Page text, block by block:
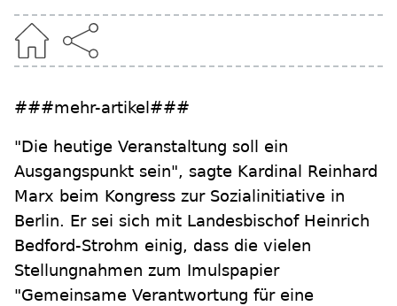
###mehr-artikel###
"Die heutige Veranstaltung soll ein
Ausgangspunkt sein", sagte Kardinal Reinhard
Marx beim Kongress zur Sozialinitiative in
Berlin. Er sei sich mit Landesbischof Heinrich
Bedford-Strohm einig, dass die vielen
Stellungnahmen zum Imulspapier
"Gemeinsame Verantwortung für eine